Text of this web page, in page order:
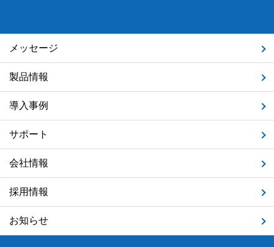
メッセージ
製品情報
導入事例
サポート
会社情報
採用情報
お知らせ